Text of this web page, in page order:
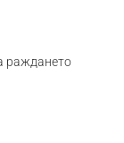
раждането